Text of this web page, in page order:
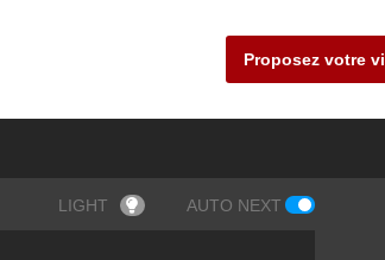
Proposez votre
LIGHT AUTO NEXT